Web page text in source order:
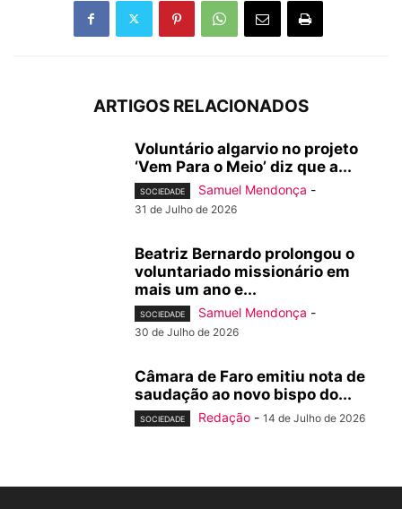
ARTIGOS RELACIONADOS
Voluntário algarvio no projeto
‘Vem Para o Meio’ diz que a...
SOCIEDADE Samuel Mendonça -
31 de Julho de 2026
Beatriz Bernardo prolongou o
voluntariado missionário em
mais um ano e...
SOCIEDADE Samuel Mendonça -
30 de Julho de 2026
Câmara de Faro emitiu nota de
saudação ao novo bispo do...
SOCIEDADE Redação - 14 de Julho de 2026